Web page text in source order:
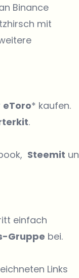
Binance
mit
eToro* kaufen.
.
Steemit
einfach
Gruppe bei.
Links